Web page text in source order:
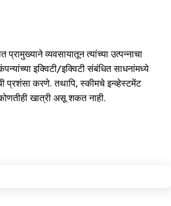
प्रामुख्याने व्यवसायातून त्यांच्या उत्पन्नाचा
इक्विटी/इक्विटी संबंधित साधनांमध्ये
करणे. तथापि, स्कीमचे इन्व्हेस्टमेंट
कोणतीही खात्री असू शकत नाही.